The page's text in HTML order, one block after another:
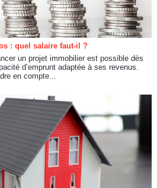
: quel salaire faut-il ?
un projet immobilier est possible dès
d’emprunt adaptée à ses revenus.
en compte...